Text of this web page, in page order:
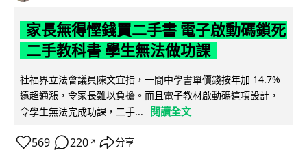
家長無得慳錢買二手書 電子啟動碼鎖死
二手教科書 學生無法做功課
社福界立法會議員陳文宜指，一間中學書單價錢按年加 14.7%
遠超通漲，令家長難以負擔。而且電子教材啟動碼這項設計，
令學生無法完成功課，二手...
閱讀全文
569 220 ↗ 分享